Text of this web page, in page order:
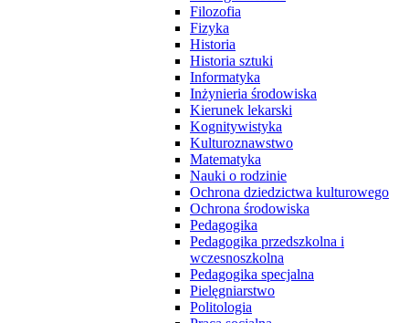
Filozofia
Fizyka
Historia
Historia sztuki
Informatyka
Inżynieria środowiska
Kierunek lekarski
Kognitywistyka
Kulturoznawstwo
Matematyka
Nauki o rodzinie
Ochrona dziedzictwa kulturowego
Ochrona środowiska
Pedagogika
Pedagogika przedszkolna i
wczesnoszkolna
Pedagogika specjalna
Pielęgniarstwo
Politologia